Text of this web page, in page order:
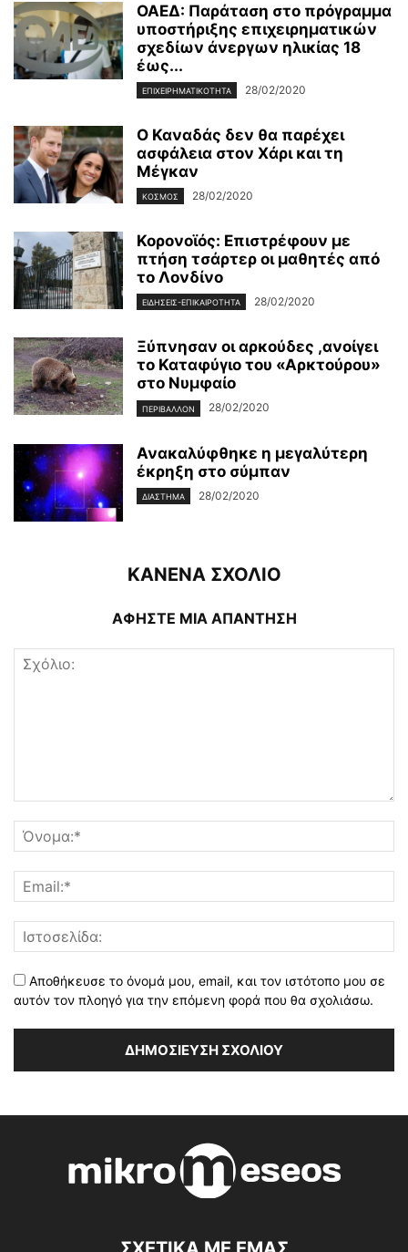
ΟΑΕΔ: Παράταση στο πρόγραμμα
υποστήριξης επιχειρηματικών
σχεδίων άνεργων ηλικίας 18
έως...
ΕΠΙΧΕΙΡΗΜΑΤΙΚΌΤΗΤΑ 28/02/2020
Ο Καναδάς δεν θα παρέχει
ασφάλεια στον Χάρι και τη
Μέγκαν
ΚΌΣΜΟΣ 28/02/2020
Κορονοϊός: Επιστρέφουν με
πτήση τσάρτερ οι μαθητές από
το Λονδίνο
ΕΙΔΉΣΕΙΣ-ΕΠΙΚΑΙΡΌΤΗΤΑ 28/02/2020
Ξύπνησαν οι αρκούδες ,ανοίγει
το Καταφύγιο του «Αρκτούρου»
στο Νυμφαίο
ΠΕΡΙΒΆΛΛΟΝ 28/02/2020
Ανακαλύφθηκε η μεγαλύτερη
έκρηξη στο σύμπαν
ΔΙΆΣΤΗΜΑ 28/02/2020
ΚΑΝΕΝΑ ΣΧΟΛΙΟ
ΑΦΗΣΤΕ ΜΙΑ ΑΠΑΝΤΗΣΗ
Αποθήκευσε το όνομά μου, email, και τον ιστότοπο μου σε
αυτόν τον πλοηγό για την επόμενη φορά που θα σχολιάσω.